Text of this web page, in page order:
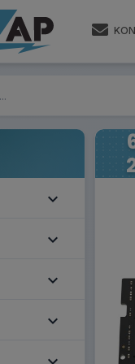
expand_more
expand_more
expand_more
expand_more